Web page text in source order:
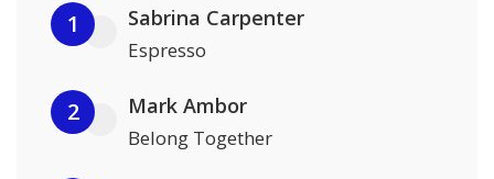
1 Sabrina Carpenter
Espresso
2 Mark Ambor
Belong Together